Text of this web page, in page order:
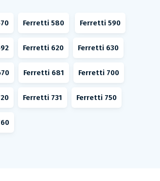
Ferretti 580 Ferretti 590
Ferretti 620 Ferretti 630
Ferretti 681 Ferretti 700
Ferretti 731 Ferretti 750